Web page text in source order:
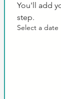
You'll add
step.
Select a date